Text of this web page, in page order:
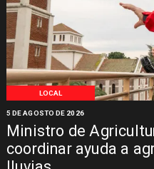
LOCAL
Ministro de
coordinar ayuda a
5 DE AGOSTO DE 2026